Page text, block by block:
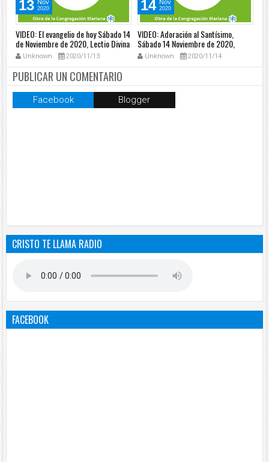
13 Nov
2020
VIDEO: El evangelio de hoy Sábado 14
de Noviembre de 2020, Lectio Divina
📖 - Tele VID
Unknown 2020/11/13
14 Nov
2020
VIDEO: Adoración al Santísimo,
Sábado 14 Noviembre de 2020,
Padre Osvaldo Ochoa - Tele VID
Unknown 2020/11/14
PUBLICAR UN COMENTARIO
Facebook Blogger
CRISTO TE LLAMA RADIO
FACEBOOK